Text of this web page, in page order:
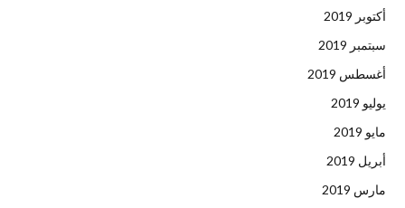
أكتوبر 2019
سبتمبر 2019
أغسطس 2019
يوليو 2019
مايو 2019
أبريل 2019
مارس 2019